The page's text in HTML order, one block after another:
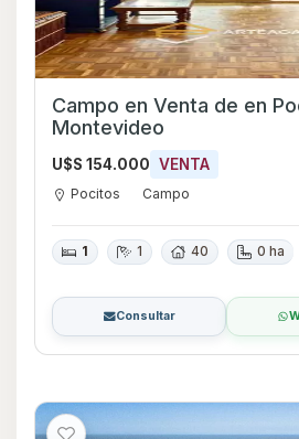
Campo en Venta de en Pocitos,
Montevideo
U$S 154.000 VENTA
Pocitos Campo
1 1 40 0 ha
Consultar